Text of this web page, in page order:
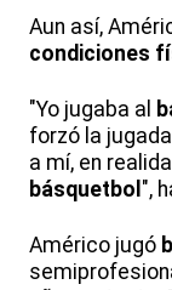
Aun así,
condiciones
"Yo jugaba al
forzó la
a mí, en
básquetbol ",
Américo jugó